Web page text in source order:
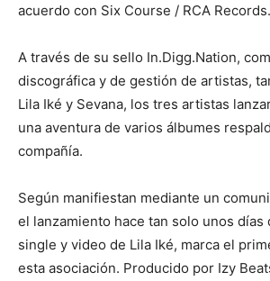
acuerdo con Six Course / RCA Records.
A través de su sello In.Digg.Nation,
discográfica y de gestión de artistas,
Lila Iké y Sevana, los tres artistas
una aventura de varios álbumes
compañía.
Según manifiestan mediante un
el lanzamiento hace tan solo unos días
single y video de Lila Iké, marca el
esta asociación. Producido por Izy